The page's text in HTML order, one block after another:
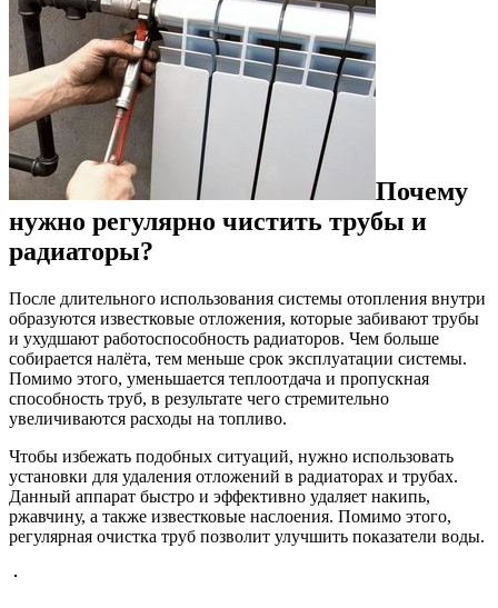
Почему
нужно регулярно чистить трубы и
радиаторы?
После длительного использования системы отопления внутри
образуются известковые отложения, которые забивают трубы
и ухудшают работоспособность радиаторов. Чем больше
собирается налёта, тем меньше срок эксплуатации системы.
Помимо этого, уменьшается теплоотдача и пропускная
способность труб, в результате чего стремительно
увеличиваются расходы на топливо.
Чтобы избежать подобных ситуаций, нужно использовать
установки для удаления отложений в радиаторах и трубах.
Данный аппарат быстро и эффективно удаляет накипь,
ржавчину, а также известковые наслоения. Помимо этого,
регулярная очистка труб позволит улучшить показатели воды.